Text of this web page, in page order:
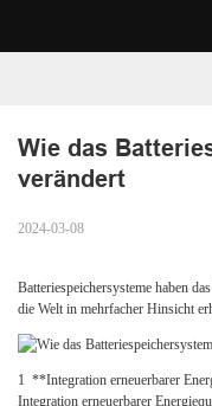
Wie das
verändert
2024-03-08
Batteriespeichersysteme haben
die Welt in mehrfacher Hinsicht
1 **Integration erneuerbarer
Integration erneuerbarer